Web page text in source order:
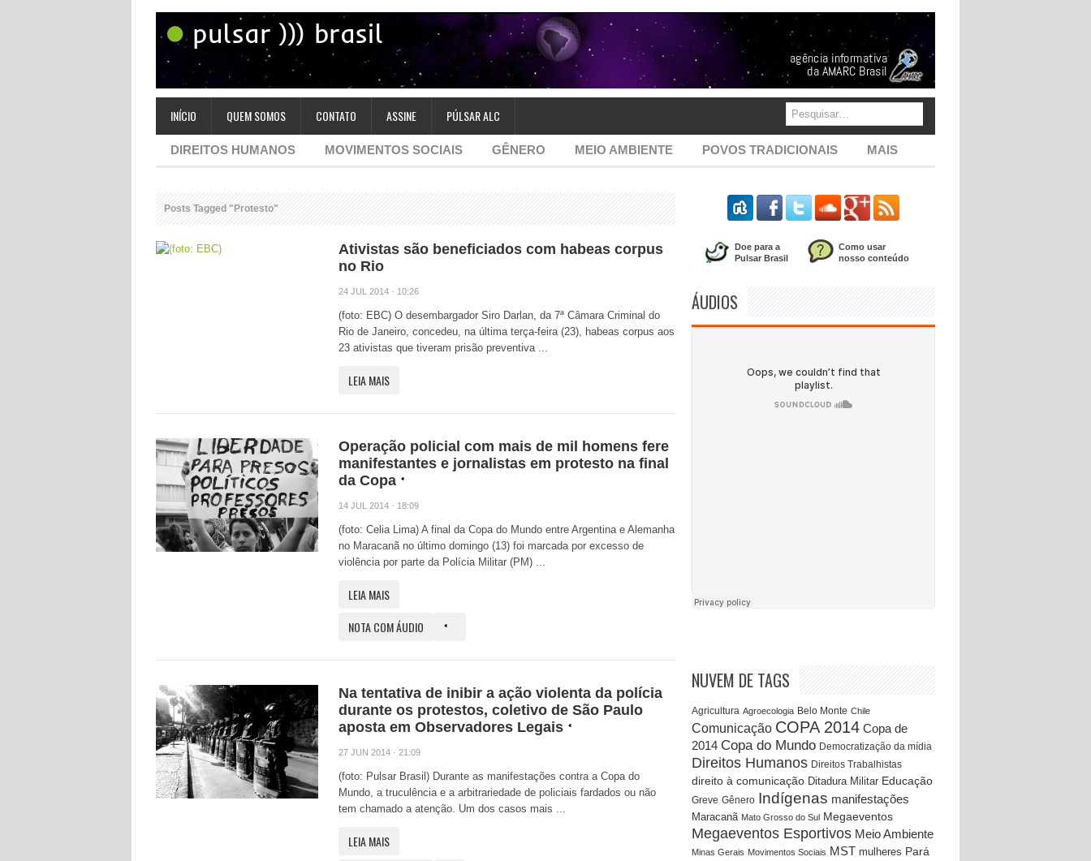
INÍCIO QUEM SOMOS CONTATO ASSINE PÚLSAR ALC
DIREITOS HUMANOS MOVIMENTOS SOCIAIS GÊNERO MEIO AMBIENTE POVOS TRADICIONAIS MAIS
Posts Tagged "Protesto"
Ativistas são beneficiados com habeas corpus
no Rio
24 JUL 2014 · 10:26
(foto: EBC) O desembargador Siro Darlan, da 7ª Câmara Criminal do
Rio de Janeiro, concedeu, na última terça-feira (23), habeas corpus aos
23 ativistas que tiveram prisão preventiva ...
LEIA MAIS
Operação policial com mais de mil homens fere
manifestantes e jornalistas em protesto na final
da Copa
14 JUL 2014 · 18:09
(foto: Celia Lima) A final da Copa do Mundo entre Argentina e Alemanha
no Maracanã no último domingo (13) foi marcada por excesso de
violência por parte da Polícia Militar (PM) ...
LEIA MAIS
NOTA COM ÁUDIO
Na tentativa de inibir a ação violenta da polícia
durante os protestos, coletivo de São Paulo
aposta em Observadores Legais
27 JUN 2014 · 21:09
(foto: Pulsar Brasil) Durante as manifestações contra a Copa do
Mundo, a truculência e a arbitrariedade de policiais fardados ou não
tem chamado a atenção. Um dos casos mais ...
LEIA MAIS
Doe para a
Pulsar Brasil
Como usar
nosso conteúdo
ÁUDIOS
NUVEM DE TAGS
Agricultura Agroecologia Belo Monte Chile
Comunicação COPA 2014 Copa de
2014 Copa do Mundo Democratização da mídia
Direitos Humanos Direitos Trabalhistas
direito à comunicação Ditadura Militar Educação
Greve Gênero Indígenas manifestações
Maracanã Mato Grosso do Sul Megaeventos
Megaeventos Esportivos Meio Ambiente
Minas Gerais Movimentos Sociais MST mulheres Pará